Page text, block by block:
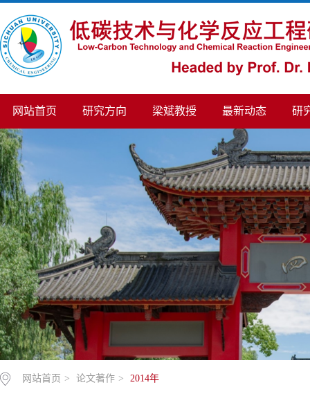
网站首页 研究方向 梁斌教授 最新动态 研
网站首页 > 论文著作 > 2014年